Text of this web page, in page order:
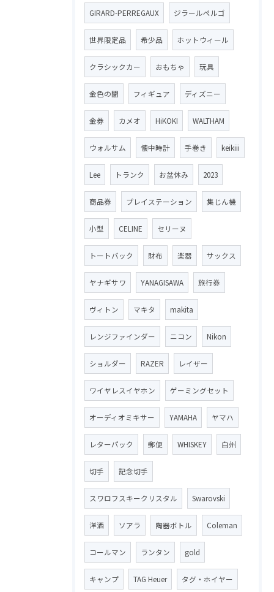
GIRARD-PERREGAUX ジラールペルゴ
世界限定品 希少品 ホットウィール
クラシックカー おもちゃ 玩具
金色の闇 フィギュア ディズニー
金券 カメオ HiKOKI WALTHAM
ウォルサム 懐中時計 手巻き keikiii
Lee トランク お盆休み 2023
商品券 プレイステーション 集じん機
小型 CELINE セリーヌ
トートバック 財布 楽器 サックス
ヤナギサワ YANAGISAWA 旅行券
ヴィトン マキタ makita
レンジファインダー ニコン Nikon
ショルダー RAZER レイザー
ワイヤレスイヤホン ゲーミングセット
オーディオミキサー YAMAHA ヤマハ
レターパック 郵便 WHISKEY 白州
切手 記念切手
スワロフスキークリスタル Swarovski
洋酒 ソアラ 陶器ボトル Coleman
コールマン ランタン gold
キャンプ TAG Heuer タグ・ホイヤー